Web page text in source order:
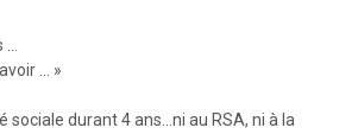
… »
sociale durant 4 ans…ni au RSA, ni à la